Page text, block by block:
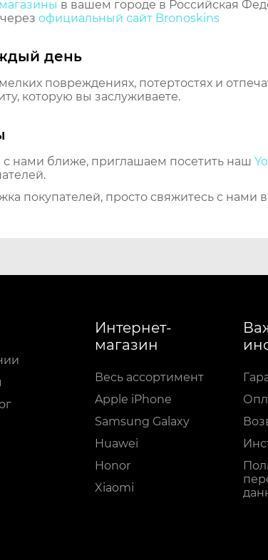
в вашем городе в Российская
официальный сайт Bronoskins
день
повреждениях, потертостях и
которую вы заслуживаете.
с нами ближе, приглашаем посетить наш
покупателей, просто свяжитесь с нами в
Интернет-
магазин
Весь ассортимент
Apple iPhone
Samsung Galaxy
Huawei
Honor
Xiaomi